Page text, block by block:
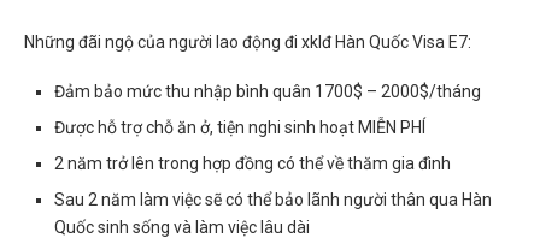
Những đãi ngộ của người lao động đi xklđ Hàn Quốc Visa E7:
Đảm bảo mức thu nhập bình quân 1700$ – 2000$/tháng
Được hỗ trợ chỗ ăn ở, tiện nghi sinh hoạt MIỄN PHÍ
2 năm trở lên trong hợp đồng có thể về thăm gia đình
Sau 2 năm làm việc sẽ có thể bảo lãnh người thân qua Hàn
Quốc sinh sống và làm việc lâu dài